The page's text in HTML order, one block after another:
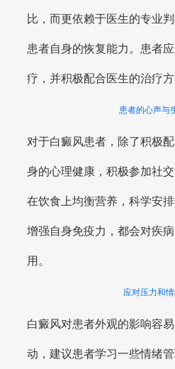
比，而更依赖于医生的专业
患者自身的恢复能力。患者
疗，并积极配合医生的治疗方
患者的心声与
对于白癜风患者，除了积极
身的心理健康，积极参加社
在饮食上均衡营养，科学安
增强自身免疫力，都会对疾
用。
应对压力和
白癜风对患者外观的影响容
动，建议患者学习一些情绪